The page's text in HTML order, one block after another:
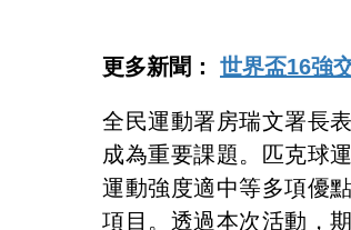
更多新聞： 世界盃16強
全民運動署房瑞文署長
成為重要課題。匹克球
運動強度適中等多項優
項目。透過本次活動，